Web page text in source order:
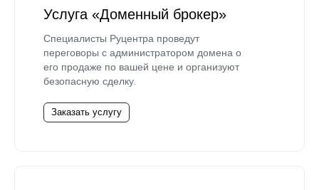
Услуга «Доменный брокер»
Специалисты Руцентра проведут
переговоры с администратором домена о
его продаже по вашей цене и организуют
безопасную сделку.
Заказать услугу